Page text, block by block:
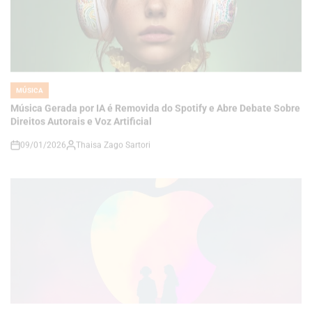
Música Gerada por IA é Removida do Spotify e Abre Debate Sobre
Direitos Autorais e Voz Artificial
on
09/01/2026